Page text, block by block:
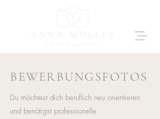
BEWERBUNGSFOTOS
Du möchtest dich beruflich neu orientieren
und benötigst professionelle